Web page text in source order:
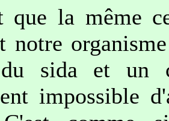
que la même
notre
sida et un
impossible